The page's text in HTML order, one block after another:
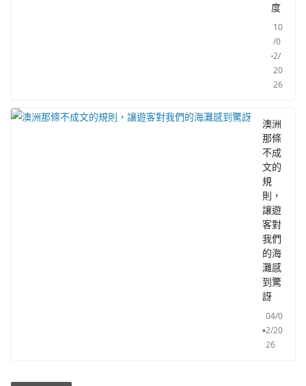
度
10
/0
2/
20
26
澳洲
那條
不成
文的
規
則，
讓遊
客對
我們
的海
灘感
到驚
訝
04/0
2/20
26